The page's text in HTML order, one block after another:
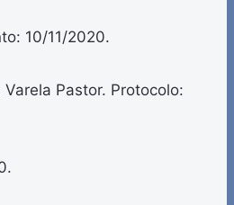
10/11/2020.
Pastor. Protocolo: